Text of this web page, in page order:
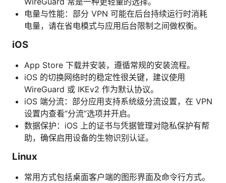
电量与性能：部分 VPN 可能在后台持续运行时消耗
电量，请在省电模式与应用后台限制之间做权衡。
iOS
App Store 下载并安装，遵循常规的安装流程。
iOS 的切换网络时的稳定性很关键，建议使用
WireGuard 或 IKEv2 作为默认协议。
iOS 端分流：部分应用支持系统级分流设置，在 VPN
设置内查看“分流”选项并开启。
数据保护：iOS 上的证书与凭据管理对隐私保护有帮
助，确保启用设备的生物识别认证。
Linux
常用方式包括桌面客户端的图形界面及命令行方式。